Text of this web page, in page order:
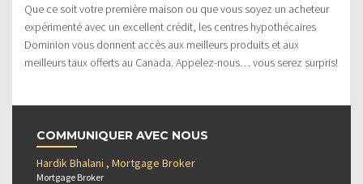
Que ce soit votre première maison ou que vous soyez un acheteur
expérimenté avec un excellent crédit, les centres hypothécaires
Dominion vous donnent accès aux meilleurs produits et aux
meilleurs taux offerts au Canada. Appelez-nous… vous serez surpris!
COMMUNIQUER AVEC NOUS
Hardik Bhalani , Mortgage Broker
Mortgage Broker